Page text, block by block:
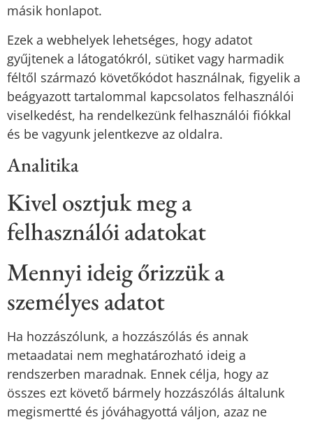
másik honlapot.
Ezek a webhelyek lehetséges, hogy adatot
gyűjtenek a látogatókról, sütiket vagy harmadik
féltől származó követőkódot használnak, figyelik a
beágyazott tartalommal kapcsolatos felhasználói
viselkedést, ha rendelkezünk felhasználói fiókkal
és be vagyunk jelentkezve az oldalra.
Analitika
Kivel osztjuk meg a
felhasználói adatokat
Mennyi ideig őrizzük a
személyes adatot
Ha hozzászólunk, a hozzászólás és annak
metaadatai nem meghatározható ideig a
rendszerben maradnak. Ennek célja, hogy az
összes ezt követő bármely hozzászólás általunk
megismertté és jóváhagyottá váljon, azaz ne